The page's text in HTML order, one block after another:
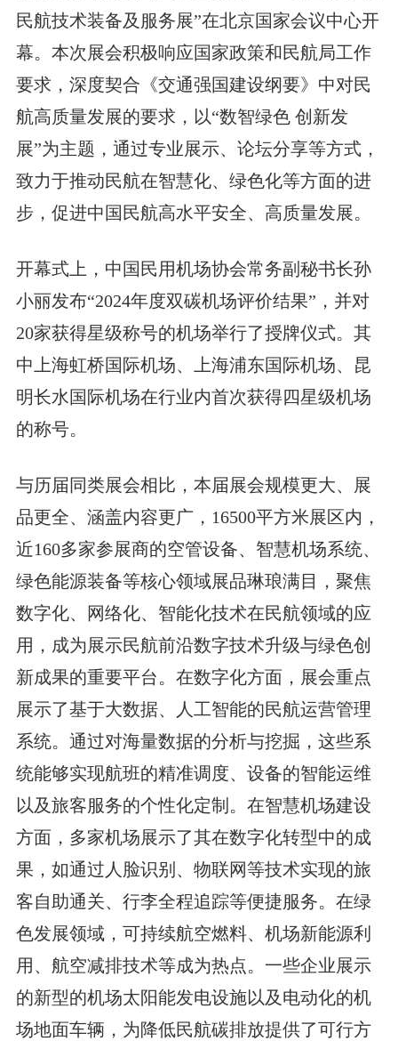
民航技术装备及服务展”在北京国家会议中心开
幕。本次展会积极响应国家政策和民航局工作
要求，深度契合《交通强国建设纲要》中对民
航高质量发展的要求，以“数智绿色 创新发
展”为主题，通过专业展示、论坛分享等方式，
致力于推动民航在智慧化、绿色化等方面的进
步，促进中国民航高水平安全、高质量发展。
开幕式上，中国民用机场协会常务副秘书长孙
小丽发布“2024年度双碳机场评价结果”，并对
20家获得星级称号的机场举行了授牌仪式。其
中上海虹桥国际机场、上海浦东国际机场、昆
明长水国际机场在行业内首次获得四星级机场
的称号。
与历届同类展会相比，本届展会规模更大、展
品更全、涵盖内容更广，16500平方米展区内，
近160多家参展商的空管设备、智慧机场系统、
绿色能源装备等核心领域展品琳琅满目，聚焦
数字化、网络化、智能化技术在民航领域的应
用，成为展示民航前沿数字技术升级与绿色创
新成果的重要平台。在数字化方面，展会重点
展示了基于大数据、人工智能的民航运营管理
系统。通过对海量数据的分析与挖掘，这些系
统能够实现航班的精准调度、设备的智能运维
以及旅客服务的个性化定制。在智慧机场建设
方面，多家机场展示了其在数字化转型中的成
果，如通过人脸识别、物联网等技术实现的旅
客自助通关、行李全程追踪等便捷服务。在绿
色发展领域，可持续航空燃料、机场新能源利
用、航空减排技术等成为热点。一些企业展示
的新型的机场太阳能发电设施以及电动化的机
场地面车辆，为降低民航碳排放提供了可行方